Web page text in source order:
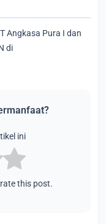
Angkasa Pura I dan
di
ini
this post.